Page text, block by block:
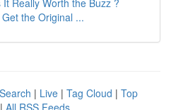
Really Worth the Buzz ?
the Original ...
| Live | Tag Cloud | Top
| All RSS Feeds